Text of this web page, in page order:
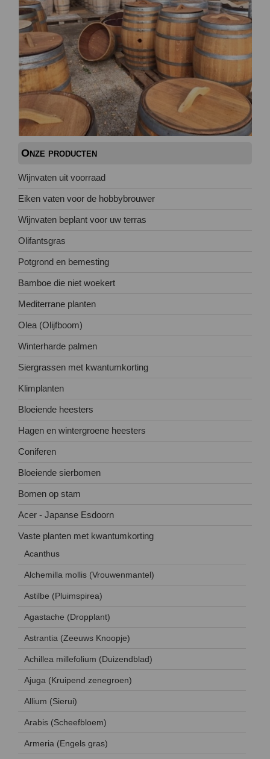
Onze producten
Wijnvaten uit voorraad
Eiken vaten voor de hobbybrouwer
Wijnvaten beplant voor uw terras
Olifantsgras
Potgrond en bemesting
Bamboe die niet woekert
Mediterrane planten
Olea (Olijfboom)
Winterharde palmen
Siergrassen met kwantumkorting
Klimplanten
Bloeiende heesters
Hagen en wintergroene heesters
Coniferen
Bloeiende sierbomen
Bomen op stam
Acer - Japanse Esdoorn
Vaste planten met kwantumkorting
Acanthus
Alchemilla mollis (Vrouwenmantel)
Astilbe (Pluimspirea)
Agastache (Dropplant)
Astrantia (Zeeuws Knoopje)
Achillea millefolium (Duizendblad)
Ajuga (Kruipend zenegroen)
Allium (Sierui)
Arabis (Scheefbloem)
Armeria (Engels gras)